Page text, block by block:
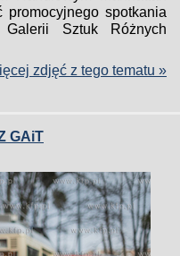
spotkania
Sztuk Różnych
zdjęć z tego tematu »
GAiT